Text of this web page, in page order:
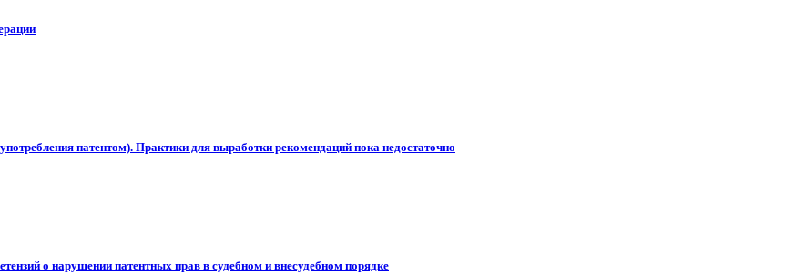
патентом). Практики для выработки рекомендаций пока недостаточно
о нарушении патентных прав в судебном и внесудебном порядке